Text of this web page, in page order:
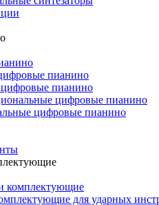
пианино
пианино
цифровые пианино
цифровые пианино
комплектующие
для ударных